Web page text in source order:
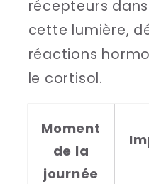
récepteurs
cette lumière,
réactions
le cortisol.
Moment
de la
journée